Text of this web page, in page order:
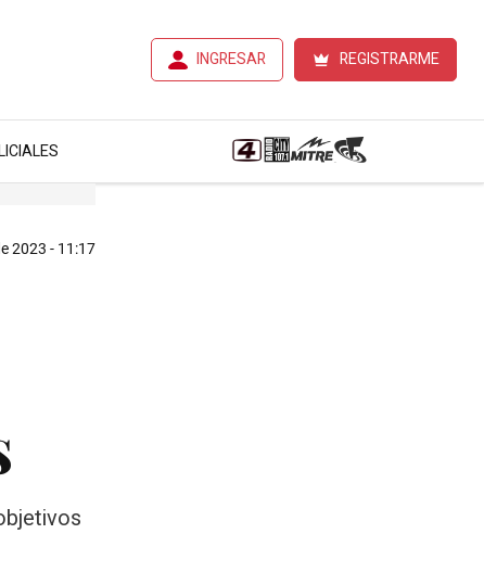
INGRESAR REGISTRARME
2023 - 11:17